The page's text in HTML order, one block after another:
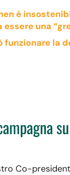
è
essere una
funzionare la
Co-